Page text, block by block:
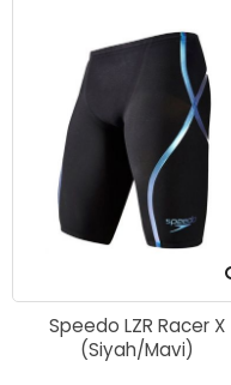
Speedo LZR Racer X
(Siyah/Mavi)